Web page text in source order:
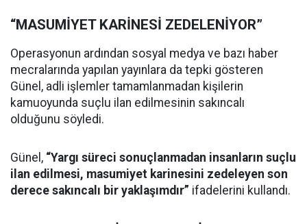
“MASUMİYET KARİNESİ ZEDELENİYOR”
Operasyonun ardından sosyal medya ve bazı haber
mecralarında yapılan yayınlara da tepki gösteren
Günel, adli işlemler tamamlanmadan kişilerin
kamuoyunda suçlu ilan edilmesinin sakıncalı
olduğunu söyledi.
Günel, “Yargı süreci sonuçlanmadan insanların suçlu
ilan edilmesi, masumiyet karinesini zedeleyen son
derece sakıncalı bir yaklaşımdır” ifadelerini kullandı.